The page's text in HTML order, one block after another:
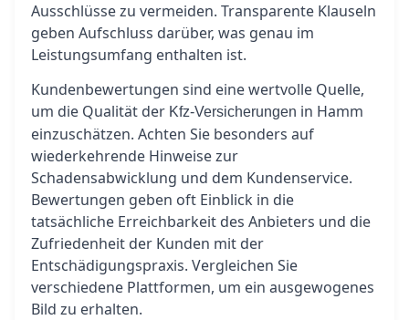
Ausschlüsse zu vermeiden. Transparente Klauseln
geben Aufschluss darüber, was genau im
Leistungsumfang enthalten ist.
Kundenbewertungen sind eine wertvolle Quelle,
um die Qualität der Kfz-Versicherungen in Hamm
einzuschätzen. Achten Sie besonders auf
wiederkehrende Hinweise zur
Schadensabwicklung und dem Kundenservice.
Bewertungen geben oft Einblick in die
tatsächliche Erreichbarkeit des Anbieters und die
Zufriedenheit der Kunden mit der
Entschädigungspraxis. Vergleichen Sie
verschiedene Plattformen, um ein ausgewogenes
Bild zu erhalten.